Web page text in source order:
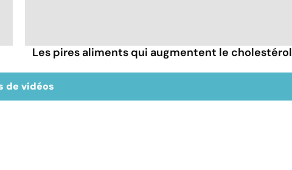
Les pires aliments qui augmentent le cholestérol
de vidéos